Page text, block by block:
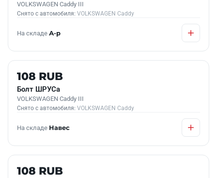
VOLKSWAGEN Caddy III
Снято с автомобиля: VOLKSWAGEN Caddy
На складе А-р
Б/У В НАЛИЧИИ
108 RUB
Болт ШРУСа
VOLKSWAGEN Caddy III
Снято с автомобиля: VOLKSWAGEN Caddy
На складе Навес
Б/У В НАЛИЧИИ
108 RUB